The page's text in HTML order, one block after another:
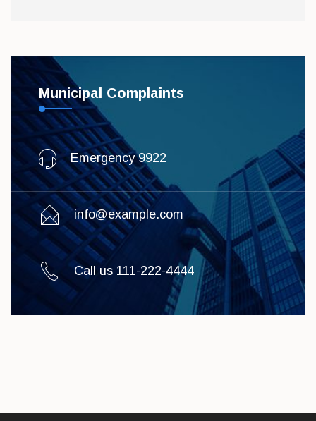
Municipal Complaints
Emergency 9922
info@example.com
Call us 111-222-4444